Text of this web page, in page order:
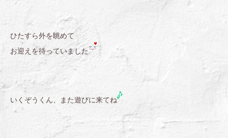
ひたすら外を眺めて
お迎えを待っていました
いくぞうくん、また遊びに来てね